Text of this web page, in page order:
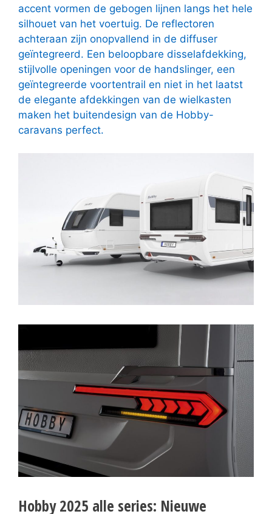
accent vormen de gebogen lijnen langs het hele
silhouet van het voertuig. De reflectoren
achteraan zijn onopvallend in de diffuser
geïntegreerd. Een beloopbare disselafdekking,
stijlvolle openingen voor de handslinger, een
geïntegreerde voortentrail en niet in het laatst
de elegante afdekkingen van de wielkasten
maken het buitendesign van de Hobby-
caravans perfect.
Hobby 2025 alle series: Nieuwe